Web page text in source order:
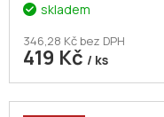
skladem
346,28 Kč bez DPH
419 Kč / ks